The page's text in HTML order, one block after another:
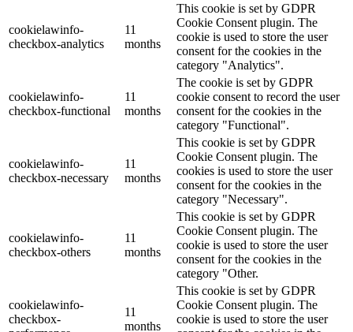
cookielawinfo-
checkbox-analytics
11
months
This cookie is set by GDPR
Cookie Consent plugin. The
cookie is used to store the user
consent for the cookies in the
category "Analytics".
cookielawinfo-
checkbox-functional
11
months
The cookie is set by GDPR
cookie consent to record the user
consent for the cookies in the
category "Functional".
cookielawinfo-
checkbox-necessary
11
months
This cookie is set by GDPR
Cookie Consent plugin. The
cookies is used to store the user
consent for the cookies in the
category "Necessary".
cookielawinfo-
checkbox-others
11
months
This cookie is set by GDPR
Cookie Consent plugin. The
cookie is used to store the user
consent for the cookies in the
category "Other.
cookielawinfo-
checkbox-
11
months
This cookie is set by GDPR
Cookie Consent plugin. The
cookie is used to store the user